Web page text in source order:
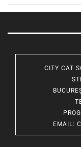
CITY CAT
EMAIL: